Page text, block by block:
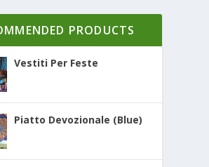
PRODUCTS
Vestiti Per Feste
Piatto Devozionale (Blue)